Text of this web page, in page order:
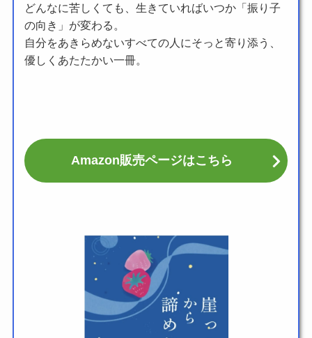
どんなに苦しくても、生きていればいつか「振り子
の向き」が変わる。
自分をあきらめないすべての人にそっと寄り添う、
優しくあたたかい一冊。
Amazon販売ページはこちら